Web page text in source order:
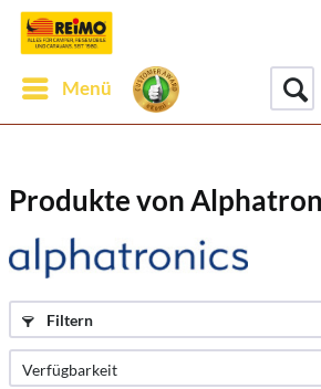
Menü
Produkte von
Filtern